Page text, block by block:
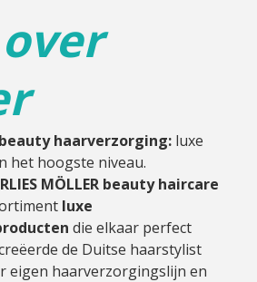
beauty haarverzorging: luxe
het hoogste niveau.
MÖLLER beauty haircare
luxe
die elkaar perfect
de Duitse haarstylist
eigen haarverzorgingslijn en